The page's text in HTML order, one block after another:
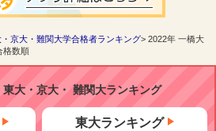
京大・難関大学合格者ランキング
2022年 一橋大
格数順
東大・京大・ 難関大ランキング
東大ランキング